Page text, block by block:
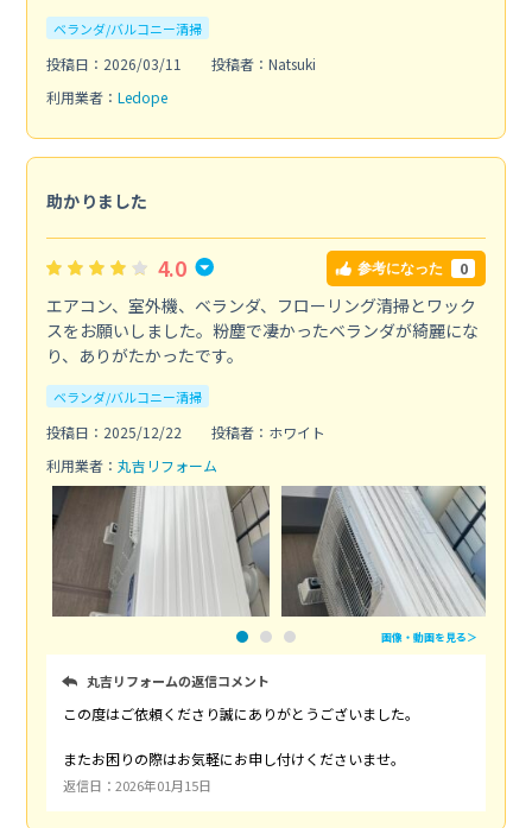
ベランダ/バルコニー清掃
投稿日：2026/03/11
投稿者：Natsuki
利用業者： Ledope
助かりました
4.0 参考になった 0
エアコン、室外機、ベランダ、フローリング清掃とワック
スをお願いしました。粉塵で凄かったベランダが綺麗にな
り、ありがたかったです。
ベランダ/バルコニー清掃
投稿日：2025/12/22
投稿者：ホワイト
利用業者： 丸吉リフォーム
画像・動画を見る＞
丸吉リフォームの返信コメント
この度はご依頼くださり誠にありがとうございました。
またお困りの際はお気軽にお申し付けくださいませ。
返信日：2026年01月15日